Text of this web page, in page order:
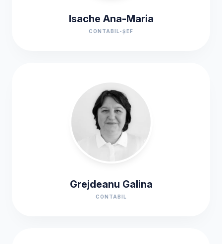
Isache Ana-Maria
CONTABIL-ȘEF
Grejdeanu Galina
CONTABIL